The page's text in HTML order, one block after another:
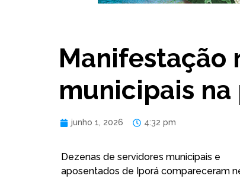
Manifestação
municipais na
junho 1, 2026 4:32 pm
Dezenas de servidores municipais e
aposentados de Iporá compareceram